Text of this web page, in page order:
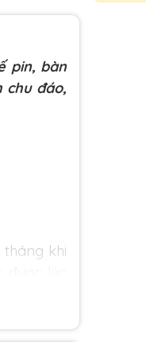
pin, bàn
chu đáo,
khi
là hàng